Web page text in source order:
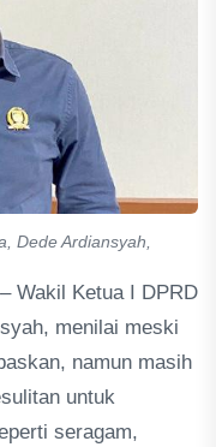
Dede Ardiansyah,
Wakil Ketua I DPRD
menilai meski
namun masih
untuk
seragam,